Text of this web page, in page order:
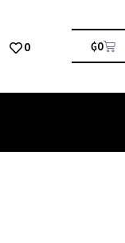
0 ₲0